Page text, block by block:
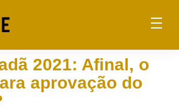
2021: Afinal, o
aprovação do